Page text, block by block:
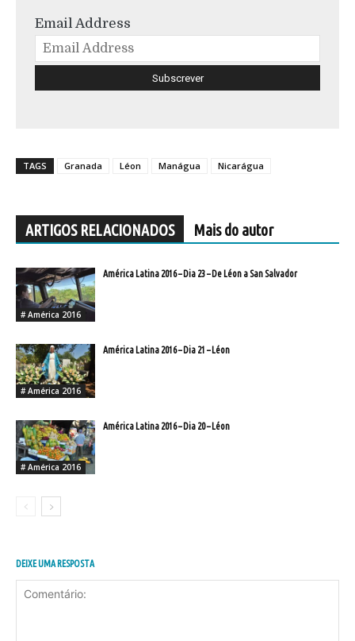
Email Address
TAGS Granada Léon Manágua Nicarágua
ARTIGOS RELACIONADOS Mais do autor
# América 2016
América Latina 2016 – Dia 23 – De Léon a San Salvador
# América 2016
América Latina 2016 – Dia 21 – Léon
# América 2016
América Latina 2016 – Dia 20 – Léon
DEIXE UMA RESPOSTA